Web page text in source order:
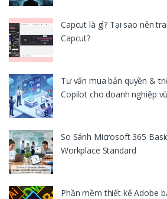
Capcut là gì? Tại sao nên
Capcut?
Tư vấn mua bản quyền &
Copilot cho doanh nghiệp
So Sánh Microsoft 365
Workplace Standard
Phần mềm thiết kế Adobe